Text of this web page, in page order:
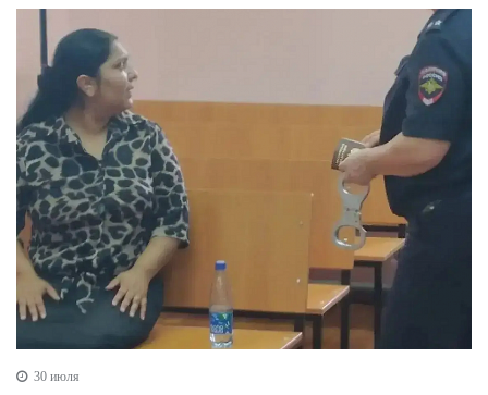
30 июля